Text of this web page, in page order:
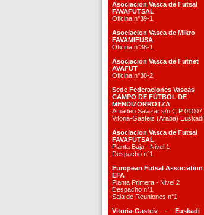
Asociacion Vasca de Futsal
FAVAFUTSAL
Oficina n°39-1
Asociacion Vasca de Mikro
FAVAMIFUSA
Oficina n°38-1
Asociacion Vasca de Futnet
AVAFUT
Oficina n°38-2
Sede Federaciones Vascas
CAMPO DE FÚTBOL DE
MENDIZORROTZA
Amadeo Salazar s/n C.P 01007
Vitoria-Gasteiz (Araba) Euskadi
Asociacion Vasca de Futsal
FAVAFUTSAL
Planta Baja - Nivel 1
Despacho n°1
European Futsal Association
EFA
Planta Primera - Nivel 2
Despacho n°1
Sala de Reuniones n°1
Vitoria-Gasteiz - Euskadi